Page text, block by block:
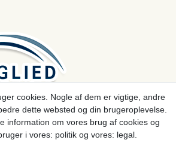
cookies. Nogle af dem er vigtige, andre
dette websted og din brugeroplevelse.
information om vores brug af cookies og
i vores: politik og vores: legal.